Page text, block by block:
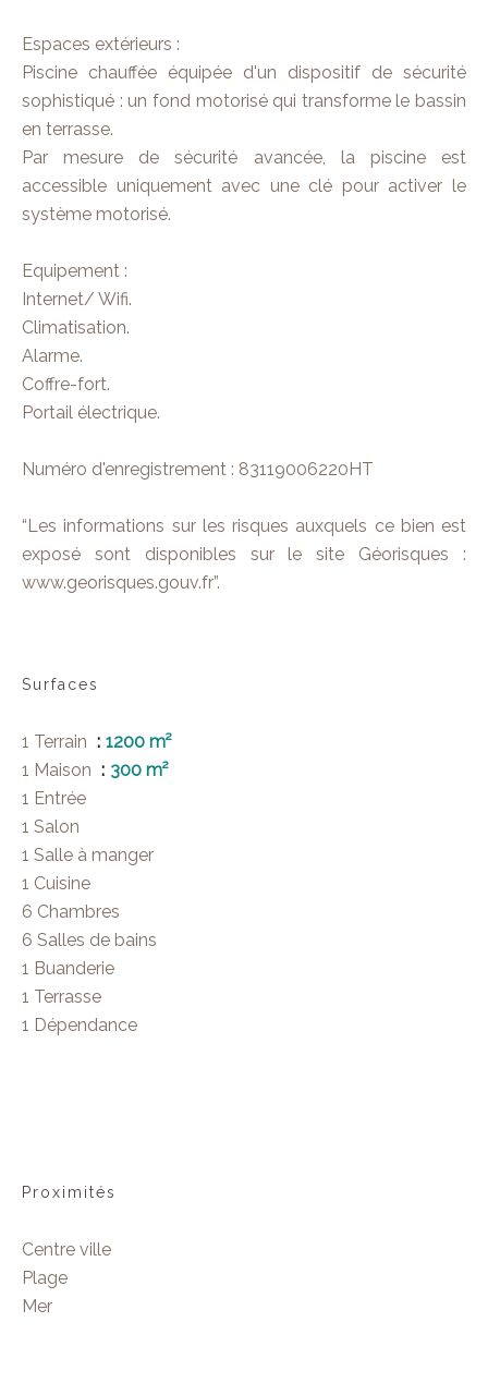
Espaces extérieurs :
Piscine chauffée équipée d'un dispositif de sécurité
sophistiqué : un fond motorisé qui transforme le bassin
en terrasse.
Par mesure de sécurité avancée, la piscine est
accessible uniquement avec une clé pour activer le
système motorisé.
Equipement :
Internet/ Wifi.
Climatisation.
Alarme.
Coffre-fort.
Portail électrique.
Numéro d'enregistrement : 83119006220HT
“Les informations sur les risques auxquels ce bien est
exposé sont disponibles sur le site Géorisques :
www.georisques.gouv.fr”.
Surfaces
1 Terrain
1200 m²
1 Maison
300 m²
1 Entrée
1 Salon
1 Salle à manger
1 Cuisine
6 Chambres
6 Salles de bains
1 Buanderie
1 Terrasse
1 Dépendance
Proximités
Centre ville
Plage
Mer